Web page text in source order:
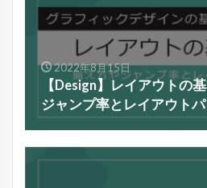
2022年8月15日
【Design】レイアウトの
ジャンプ率とレイアウト